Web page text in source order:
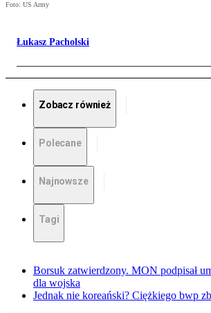
Foto: US Army
Łukasz Pacholski
Zobacz również
Polecane
Najnowsze
Tagi
Borsuk zatwierdzony. MON podpisał
dla wojska
Jednak nie koreański? Ciężkiego bwp